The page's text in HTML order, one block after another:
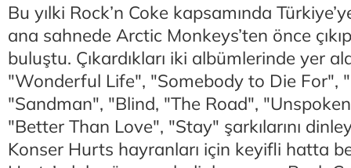
Bu yılki Rock’n Coke kapsamında
ana sahnede Arctic Monkeys’ten önce
buluştu. Çıkardıkları iki albümlerinde yer
"Wonderful Life", "Somebody to Die For",
"Sandman", "Blind, "The Road",
"Better Than Love", "Stay" şarkılarını
Konser Hurts hayranları için keyifli hatta